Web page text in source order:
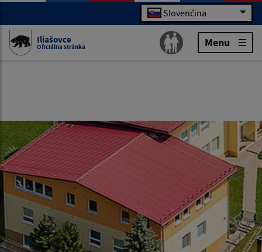
Slovenčina
Iliašovce
Oficiálna stránka Menu